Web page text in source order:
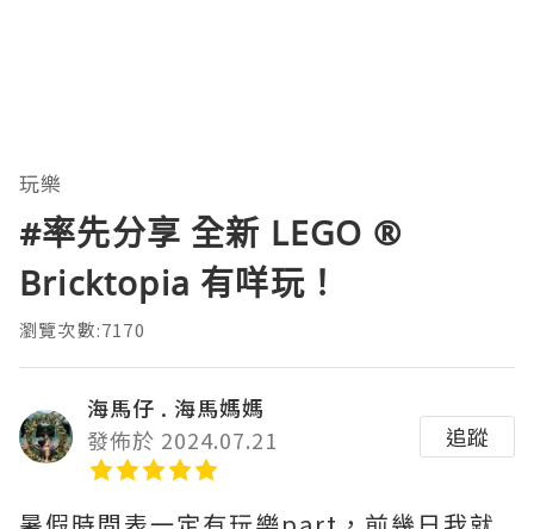
玩樂
#率先分享 全新 LEGO ®️
Bricktopia 有咩玩！
瀏覽次數:7170
海馬仔 . 海馬媽媽
發佈於 2024.07.21
追蹤